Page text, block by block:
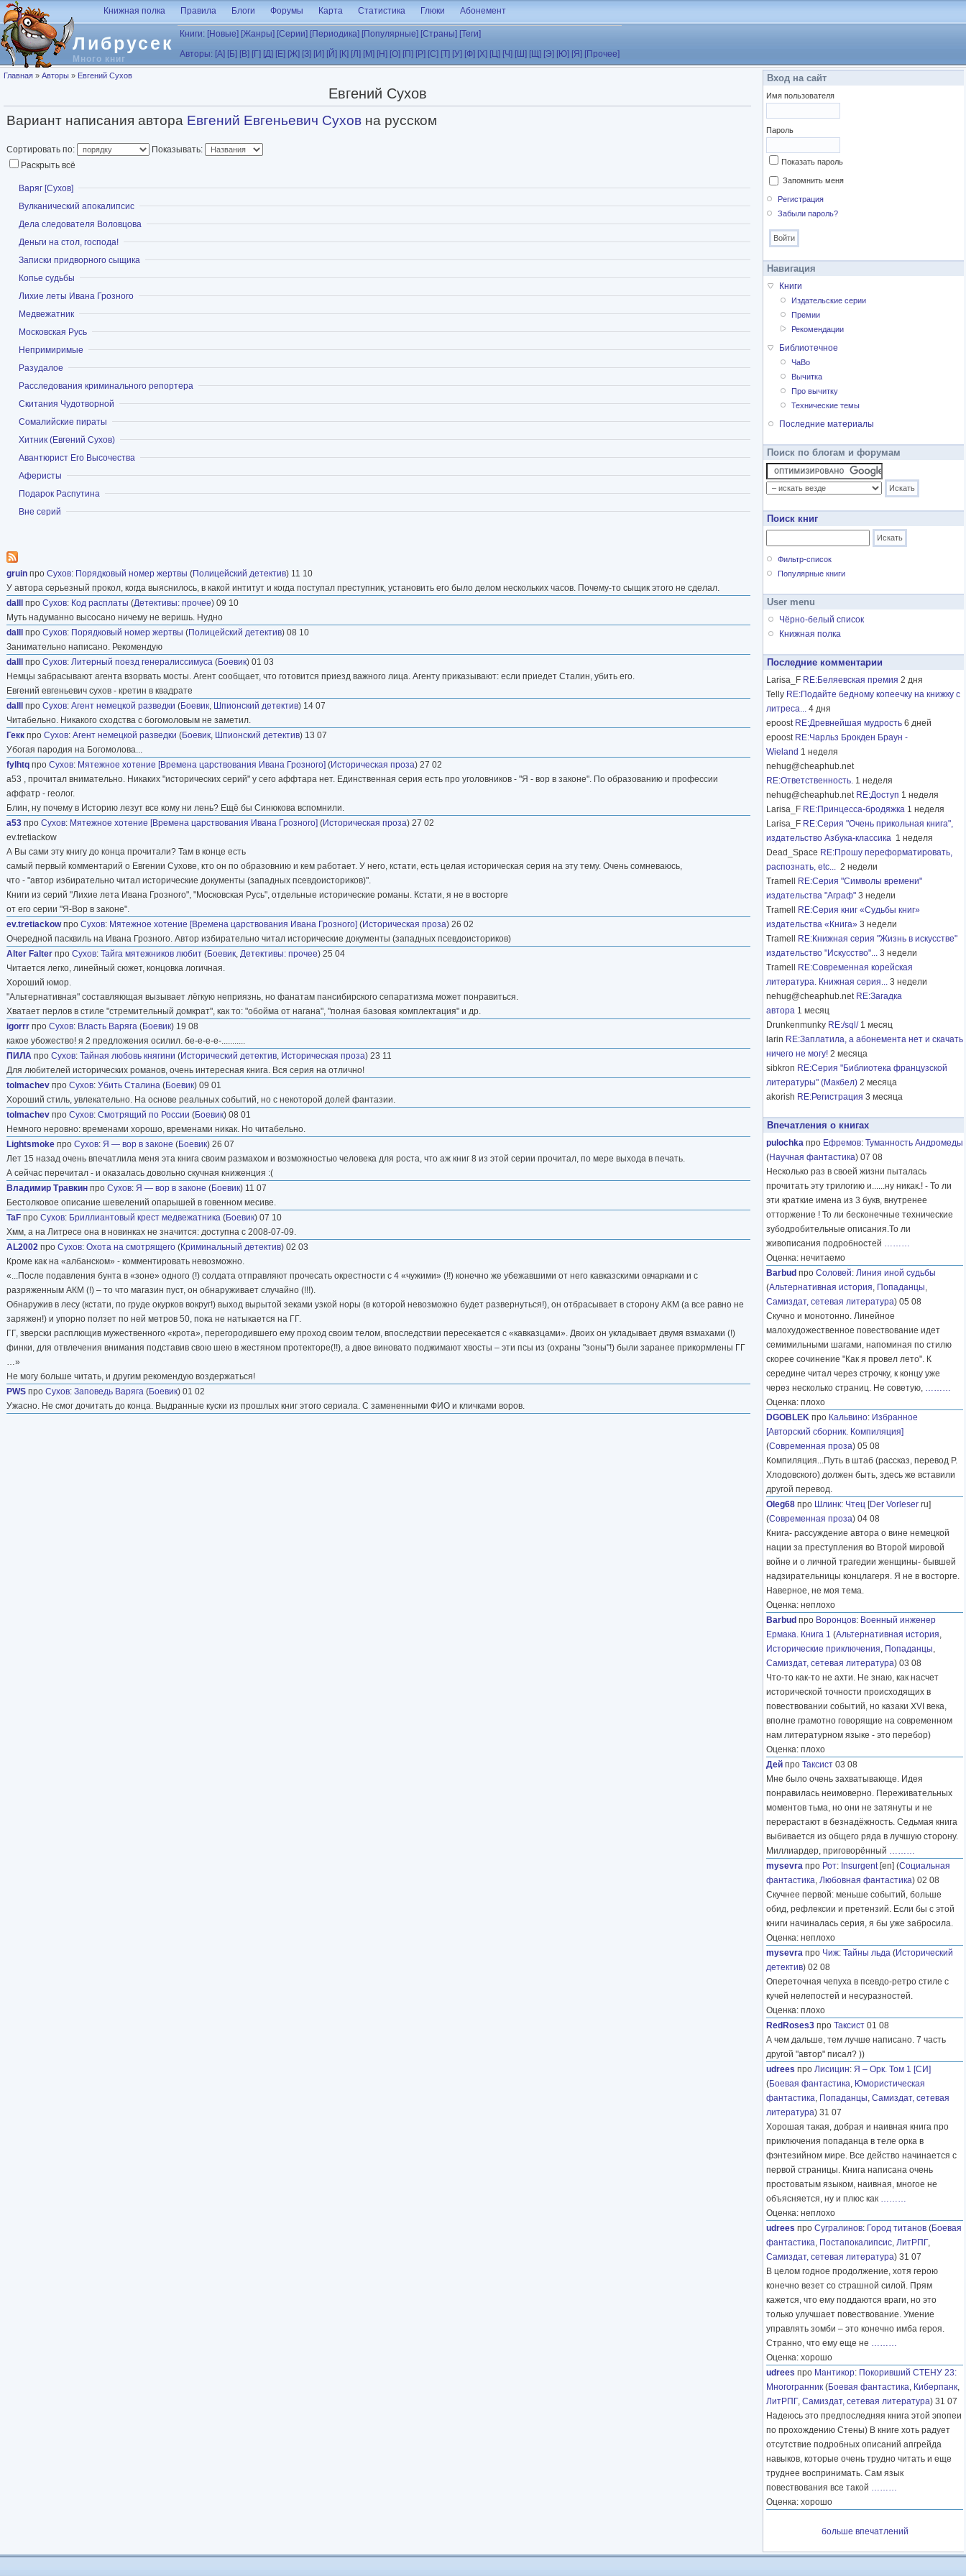
Перейти к основному содержанию
Либрусек
Много книг
Книжная полка Правила Блоги Форумы Карта Статистика Глюки Абонемент
Книги: [Новые] [Жанры] [Серии] [Периодика] [Популярные] [Страны] [Теги]
Авторы: [А] [Б] [В] [Г] [Д] [Е] [Ж] [З] [И] [Й] [К] [Л] [М] [Н] [О] [П] [Р] [С] [Т] [У] [Ф] [Х] [Ц] [Ч] [Ш] [Щ] [Э] [Ю] [Я] [Прочее]
Вы здесь
Главная » Авторы » Евгений Сухов
Евгений Сухов
Вариант написания автора Евгений Евгеньевич Сухов на русском
Сортировать по:
Показывать:
Раскрыть всё
Показать
Варяг [Сухов]
Показать
Вулканический апокалипсис
Показать
Дела следователя Воловцова
Показать
Деньги на стол, господа!
Показать
Записки придворного сыщика
Показать
Копье судьбы
Показать
Лихие леты Ивана Грозного
Показать
Медвежатник
Показать
Московская Русь
Показать
Непримиримые
Показать
Разудалое
Показать
Расследования криминального репортера
Показать
Скитания Чудотворной
Показать
Сомалийские пираты
Показать
Хитник (Евгений Сухов)
Показать
Авантюрист Его Высочества
Показать
Аферисты
Показать
Подарок Распутина
Показать
Вне серий
gruin про Сухов: Порядковый номер жертвы (Полицейский детектив) 11 10
У автора серьезный прокол, когда выяснилось, в какой интитут и когда поступал преступник, установить его было делом нескольких часов. Почему-то сыщик этого не сделал.
dalll про Сухов: Код расплаты (Детективы: прочее) 09 10
Муть надуманно высосано ничему не веришь. Нудно
dalll про Сухов: Порядковый номер жертвы (Полицейский детектив) 08 10
Занимательно написано. Рекомендую
dalll про Сухов: Литерный поезд генералиссимуса (Боевик) 01 03
Немцы забрасывают агента взорвать мосты. Агент сообщает, что готовится приезд важного лица. Агенту приказывают: если приедет Сталин, убить его.
Евгений евгеньевич сухов - кретин в квадрате
dalll про Сухов: Агент немецкой разведки (Боевик, Шпионский детектив) 14 07
Читабельно. Никакого сходства с богомоловым не заметил.
Гекк про Сухов: Агент немецкой разведки (Боевик, Шпионский детектив) 13 07
Убогая пародия на Богомолова...
fуlhtq про Сухов: Мятежное хотение [Времена царствования Ивана Грозного] (Историческая проза) 27 02
a53 , прочитал внимательно. Никаких "исторических серий" у сего аффтара нет. Единственная серия есть про уголовников - "Я - вор в законе". По образованию и профессии
аффатр - геолог.
Блин, ну почему в Историю лезут все кому ни лень? Ещё бы Синюкова вспомнили.
a53 про Сухов: Мятежное хотение [Времена царствования Ивана Грозного] (Историческая проза) 27 02
ev.tretiackow
А Вы сами эту книгу до конца прочитали? Там в конце есть
самый первый комментарий о Евгении Сухове, кто он по образовнию и кем работает. У него, кстати, есть целая историческая серия на эту тему. Очень сомневаюсь,
что - "автор избирательно читал исторические документы (западных псевдоисториков)".
Книги из серий "Лихие лета Ивана Грозного", "Московская Русь", отдельные исторические романы. Кстати, я не в восторге
от его серии "Я-Вор в законе".
ev.tretiackowпро Сухов: Мятежное хотение [Времена царствования Ивана Грозного] (Историческая проза) 26 02
Очередной пасквиль на Ивана Грозного. Автор избирательно читал исторические документы (западных псевдоисториков)
Alter Falter про Сухов: Тайга мятежников любит (Боевик, Детективы: прочее) 25 04
Читается легко, линейный сюжет, концовка логичная.
Хороший юмор.
"Альтернативная" составляющая вызывает лёгкую неприязнь, но фанатам пансибирского сепаратизма может понравиться.
Хватает перлов в стиле "стремительный домкрат", как то: "обойма от нагана", "полная базовая комплектация" и др.
igorrr про Сухов: Власть Варяга (Боевик) 19 08
какое убожество! я 2 предложения осилил. бе-е-е-е-...........
ПИЛА про Сухов: Тайная любовь княгини (Исторический детектив, Историческая проза) 23 11
Для любителей исторических романов, очень интересная книга. Вся серия на отлично!
tolmachev про Сухов: Убить Сталина (Боевик) 09 01
Хороший стиль, увлекательно. На основе реальных событий, но с некоторой долей фантазии.
tolmachev про Сухов: Смотрящий по России (Боевик) 08 01
Немного неровно: временами хорошо, временами никак. Но читабельно.
Lightsmoke про Сухов: Я — вор в законе (Боевик) 26 07
Лет 15 назад очень впечатлила меня эта книга своим размахом и возможностью человека для роста, что аж книг 8 из этой серии прочитал, по мере выхода в печать.
А сейчас перечитал - и оказалась довольно скучная книженция :(
Владимир Травкин про Сухов: Я — вор в законе (Боевик) 11 07
Бестолковое описание шевелений опарышей в говенном месиве.
TaF про Сухов: Бриллиантовый крест медвежатника (Боевик) 07 10
Хмм, а на Литресе она в новинках не значится: доступна с 2008-07-09.
AL2002 про Сухов: Охота на смотрящего (Криминальный детектив) 02 03
Кроме как на «албанском» - комментировать невозможно.
«...После подавления бунта в «зоне» одного (!) солдата отправляют прочесать окрестности с 4 «чужими» (!!) конечно же убежавшими от него кавказскими овчарками и с
разряженным АКМ (!) – то что магазин пуст, он обнаруживает случайно (!!!).
Обнаружив в лесу (кстати, по груде окурков вокруг!) выход вырытой зеками узкой норы (в которой невозможно будет развернуться!), он отбрасывает в сторону АКМ (а все равно не
заряжен!) и упорно ползет по ней метров 50, пока не натыкается на ГГ.
ГГ, зверски расплющив мужественного «крота», перегородившего ему проход своим телом, впоследствии пересекается с «кавказцами». Двоих он укладывает двумя взмахами (!)
финки, для отвлечения внимания подставив свою шею в жестяном протекторе(!!), а двое виновато поджимают хвосты – эти псы из (охраны "зоны"!) были заранее прикормлены ГГ
…»
Не могу больше читать, и другим рекомендую воздержаться!
PWS про Сухов: Заповедь Варяга (Боевик) 01 02
Ужасно. Не смог дочитать до конца. Выдранные куски из прошлых книг этого сериала. С замененными ФИО и кличками воров.
Вход на сайт
Имя пользователя
Пароль
Показать пароль
Запомнить меня
Регистрация
Забыли пароль?
Навигация
Книги
Издательские серии
Премии
Рекомендации
Библиотечное
ЧаВо
Вычитка
Про вычитку
Технические темы
Последние материалы
Поиск по блогам и форумам
Поиск книг
Фильтр-список
Популярные книги
User menu
Чёрно-белый список
Книжная полка
Последние комментарии
Larisa_F RE:Беляевская премия 2 дня
Telly RE:Подайте бедному копеечку на книжку с
литреса... 4 дня
epoost RE:Древнейшая мудрость 6 дней
epoost RE:Чарльз Брокден Браун -
Wieland 1 неделя
nehug@cheaphub.net
RE:Ответственность. 1 неделя
nehug@cheaphub.net RE:Доступ 1 неделя
Larisa_F RE:Принцесса-бродяжка 1 неделя
Larisa_F RE:Серия "Очень прикольная книга",
издательство Азбука-классика 1 неделя
Dead_Space RE:Прошу переформатировать,
распознать, etc... 2 недели
Tramell
RE:Серия "Символы времени"
издательства "Аграф" 3 недели
Tramell
RE:Серия книг «Судьбы книг»
издательства «Книга» 3 недели
Tramell
RE:Книжная серия "Жизнь в искусстве"
издательство "Искусство"... 3 недели
Tramell
RE:Современная корейская
литература. Книжная серия... 3 недели
nehug@cheaphub.net RE:Загадка
автора 1 месяц
Drunkenmunky RE:/sql/ 1 месяц
larin RE:Заплатила, а абонемента нет и скачать
ничего не могу! 2 месяца
sibkron RE:Серия "Библиотека французской
литературы" (Макбел) 2 месяца
akorish RE:Регистрация 3 месяца
Впечатления о книгах
pulochka про Ефремов: Туманность Андромеды
(Научная фантастика) 07 08
Несколько раз в своей жизни пыталась
прочитать эту трилогию и......ну никак.! - То ли
эти краткие имена из 3 букв, внутренее
отторжение ! То ли бесконечные технические
зубодробительные описания.То ли
живописания подробностей ………
Оценка: нечитаемо
Barbud про Соловей: Линия иной судьбы
(Альтернативная история, Попаданцы,
Самиздат, сетевая литература) 05 08
Скучно и монотонно. Линейное
малохудожественное повествование идет
семимильными шагами, напоминая по стилю
скорее сочинение "Как я провел лето". К
середине читал через строчку, к концу уже
через несколько страниц. Не советую, ………
Оценка: плохо
DGOBLEK про Кальвино: Избранное
[Авторский сборник. Компиляция]
(Современная проза) 05 08
Компиляция...Путь в штаб (рассказ, перевод Р.
Хлодовского) должен быть, здесь же вставили
другой перевод.
Oleg68 про Шлинк: Чтец [Der Vorleser ru]
(Современная проза) 04 08
Книга- рассуждение автора о вине немецкой
нации за преступления во Второй мировой
войне и о личной трагедии женщины- бывшей
надзирательницы концлагеря. Я не в восторге.
Наверное, не моя тема.
Оценка: неплохо
Barbud про Воронцов: Военный инженер
Ермака. Книга 1 (Альтернативная история,
Исторические приключения, Попаданцы,
Самиздат, сетевая литература) 03 08
Что-то как-то не ахти. Не знаю, как насчет
исторической точности происходящих в
повествовании событий, но казаки XVI века,
вполне грамотно говорящие на современном
нам литературном языке - это перебор)
Оценка: плохо
Дей про Таксист 03 08
Мне было очень захватывающе. Идея
понравилась неимоверно. Переживательных
моментов тьма, но они не затянуты и не
перерастают в безнадёжность. Седьмая книга
выбивается из общего ряда в лучшую сторону.
Миллиардер, приговорённый ………
mysevra про Рот: Insurgent[en] (Социальная
фантастика, Любовная фантастика) 02 08
Скучнее первой: меньше событий, больше
обид, рефлексии и претензий. Если бы с этой
книги начиналась серия, я бы уже забросила.
Оценка: неплохо
mysevra про Чиж: Тайны льда (Исторический
детектив) 02 08
Опереточная чепуха в псевдо-ретро стиле с
кучей нелепостей и несуразностей.
Оценка: плохо
RedRoses3 про Таксист 01 08
А чем дальше, тем лучше написано. 7 часть
другой "автор" писал? ))
udrees про Лисицин: Я – Орк. Том 1 [СИ]
(Боевая фантастика, Юмористическая
фантастика, Попаданцы, Самиздат, сетевая
литература) 31 07
Хорошая такая, добрая и наивная книга про
приключения попаданца в теле орка в
фэнтезийном мире. Все действо начинается с
первой страницы. Книга написана очень
простоватым языком, наивная, многое не
объясняется, ну и плюс как ………
Оценка: неплохо
udrees про Сугралинов: Город титанов (Боевая
фантастика, Постапокалипсис, ЛитРПГ,
Самиздат, сетевая литература) 31 07
В целом годное продолжение, хотя герою
конечно везет со страшной силой. Прям
кажется, что ему поддаются враги, но это
только улучшает повествование. Умение
управлять зомби – это конечно имба героя.
Странно, что ему еще не ………
Оценка: хорошо
udrees про Мантикор: Покоривший СТЕНУ 23:
Многогранник (Боевая фантастика, Киберпанк,
ЛитРПГ, Самиздат, сетевая литература) 31 07
Надеюсь это предпоследняя книга этой эпопеи
по прохождению Стены) В книге хоть радует
отсутствие подробных описаний апгрейда
навыков, которые очень трудно читать и еще
труднее воспринимать. Сам язык
повествования все такой ………
Оценка: хорошо
больше впечатлений